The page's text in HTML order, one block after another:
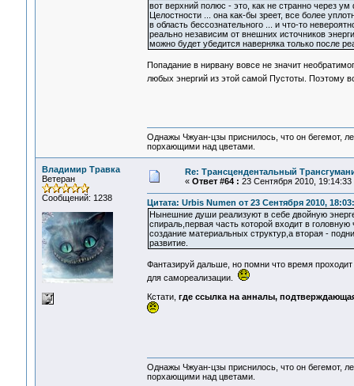
вот верхний полюс - это, как не странно через
Целостности ... она как-бы зреет, все более
в область бессознательного ... и что-то
реально независим от внешних источников
можно будет убедится наверняка только после
Попадание в нирвану вовсе не значит
любых энергий из этой самой Пустоты. Поэтому
Однажы Чжуан-цзы приснилось, что он бегемот,
порхающими над цветами.
Владимир Травка
Ветеран
Сообщений: 1238
Re: Трансцендентальный
« Ответ #64 : 23 Сентября 2010, 19:14:33
Цитата: Urbis Numen от 23 Сентября 2010,
Нынешние души реализуют в себе двойную
спираль,первая часть которой входит в
создание материальных структур,а вторая -
развитие.
Фантазируй дальше, но помни что время
для самореализации.
Кстати, где ссылка на анналы,
Однажы Чжуан-цзы приснилось, что он бегемот,
порхающими над цветами.